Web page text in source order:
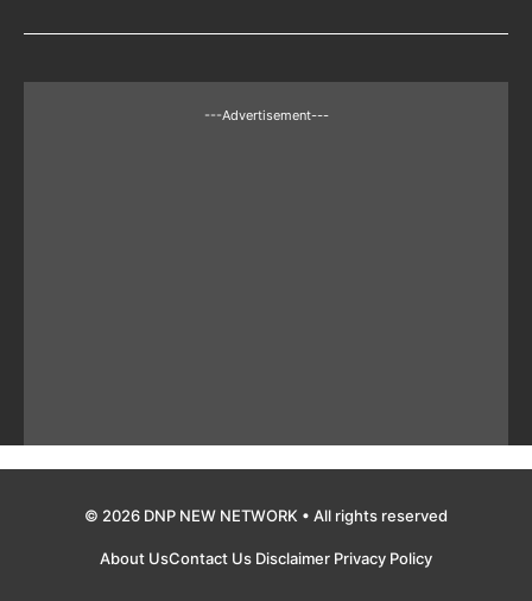
---Advertisement---
© 2026 DNP NEW NETWORK • All rights reserved
About UsContact Us Disclaimer Privacy Policy